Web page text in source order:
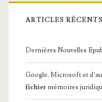
ARTICLES RÉCENTS
Dernières Nouvelles
Google, Microsoft et
fichier mémoires